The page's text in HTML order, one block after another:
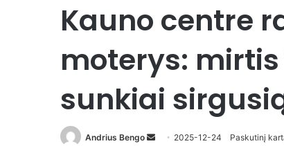
Kauno centre
moterys:
sunkiai
Andrius Bengo
Send 2025-12-24 Paskutinį